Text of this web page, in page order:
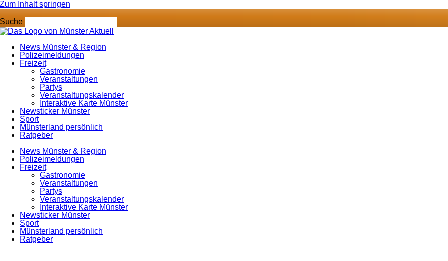
Zum Inhalt springen
Suche
News Münster & Region
Polizeimeldungen
Freizeit
Gastronomie
Veranstaltungen
Partys
Veranstaltungskalender
Interaktive Karte Münster
Newsticker Münster
Sport
Münsterland persönlich
Ratgeber
News Münster & Region
Polizeimeldungen
Freizeit
Gastronomie
Veranstaltungen
Partys
Veranstaltungskalender
Interaktive Karte Münster
Newsticker Münster
Sport
Münsterland persönlich
Ratgeber
Anzeige